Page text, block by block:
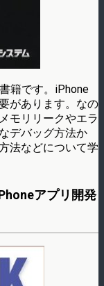
籍です。iPhone
があります。なの
モリリークやエラ
デバッグ方法か
法などについて学
アプリ開発